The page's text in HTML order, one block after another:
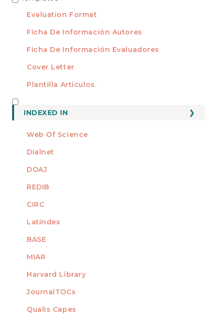
Evaluation Format
Ficha De Información Autores
Ficha De Información Evaluadores
Cover Letter
Plantilla Artículos.
INDEXED IN
Web Of Science
Dialnet
DOAJ
REDIB
CIRC
Latindex
BASE
MIAR
Harvard Library
JournalTOCs
Qualis Capes